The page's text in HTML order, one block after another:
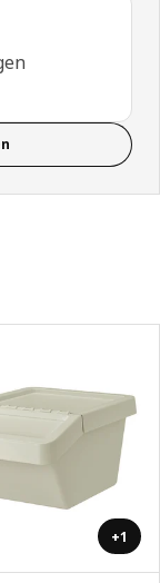
Alle Bewertungen:
+1